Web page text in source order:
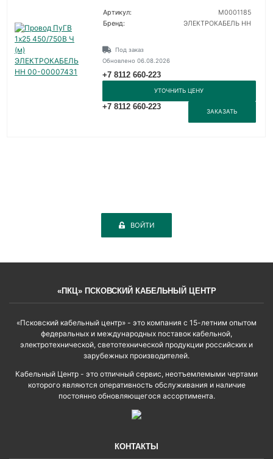
Артикул:
M0001185
Бренд:
ЭЛЕКТРОКАБЕЛЬ НН
Под заказ
Обновлено 06.08.2026
+7 8112 660-223
УТОЧНИТЬ ЦЕНУ
+7 8112 660-223
ЗАКАЗАТЬ
ВОЙТИ
«ПКЦ» ПСКОВСКИЙ КАБЕЛЬНЫЙ ЦЕНТР
«Псковский кабельный центр» - это компания с 15-летним опытом
федеральных и международных поставок кабельной,
электротехнической, светотехнической продукции российских и
зарубежных производителей.
Кабельный Центр - это отличный сервис, неотъемлемыми чертами
которого являются оперативность обслуживания и наличие
постоянно обновляющегося ассортимента.
КОНТАКТЫ